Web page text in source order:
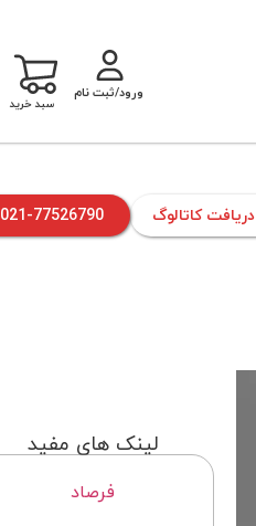
ورود/ثبت نام
سبد خرید
دریافت کاتالوگ 021-77526790
لینک های مفید
فرصاد